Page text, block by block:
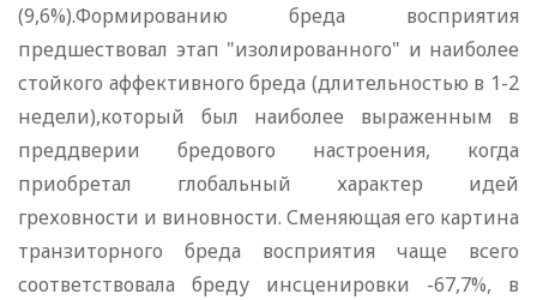
(9,6%).Формированию бреда восприятия
предшествовал этап "изолированного" и наиболее
стойкого аффективного бреда (длительностью в 1-2
недели),который был наиболее выраженным в
преддверии бредового настроения, когда
приобретал глобальный характер идей
греховности и виновности. Сменяющая его картина
транзиторного бреда восприятия чаще всего
соответствовала бреду инсценировки -67,7%, в